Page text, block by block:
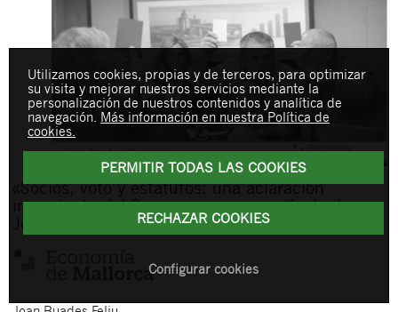
«Socios, voto y estatutos: una aclaración
importante del Supremo», nuevo artículo de
Joan Buades en Economía de Mallorca
Utilizamos cookies, propias y de terceros, para optimizar
su visita y mejorar nuestros servicios mediante la
personalización de nuestros contenidos y analítica de
navegación. Más información en nuestra Política de
cookies.
PERMITIR TODAS LAS COOKIES
RECHAZAR COOKIES
Configurar cookies